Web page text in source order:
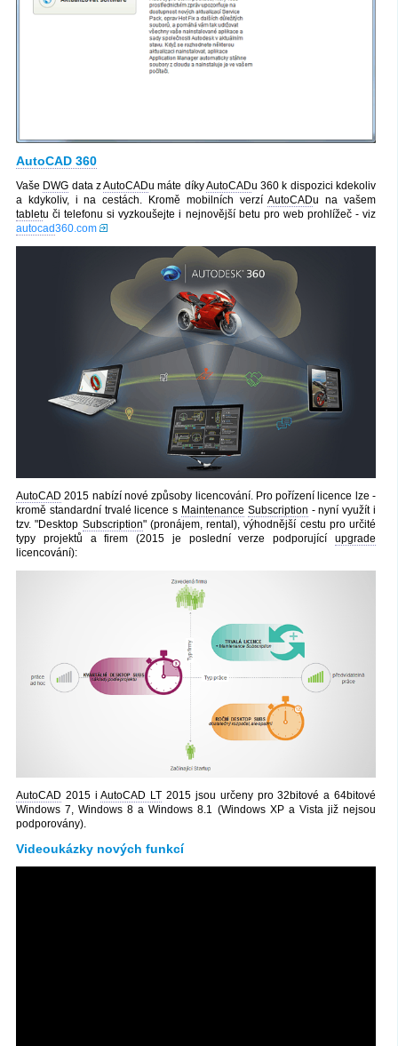
AutoCAD 360
Vaše DWG data zAutoCADu máte díkyAutoCADu 360 k dispozici kdekoliv
a kdykoliv, i na cestách. Kromě mobilních verzíAutoCADu na vašem
tabletu či telefonu si vyzkoušejte i nejnovější betu pro web prohlížeč - viz
autocad360.com
AutoCAD 2015 nabízí nové způsoby licencování. Pro pořízení licence lze -
kromě standardní trvalé licence s Maintenance Subscription - nyní využít i
tzv. "Desktop Subscription" (pronájem, rental), výhodnější cestu pro určité
typy projektů a firem (2015 je poslední verze podporující upgrade
licencování):
AutoCAD 2015 iAutoCAD LT 2015 jsou určeny pro 32bitové a 64bitové
Windows 7, Windows 8 a Windows 8.1 (Windows XP a Vista již nejsou
podporovány).
Videoukázky nových funkcí